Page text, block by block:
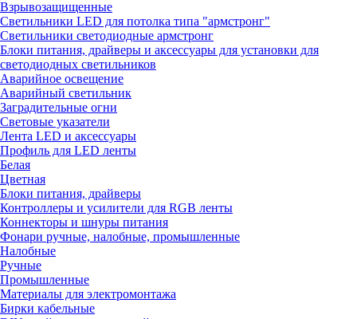
Взрывозащищенные
Светильники LED для потолка типа "армстронг"
Светильники светодиодные армстронг
Блоки питания, драйверы и аксессуары для установки для
светодиодных светильников
Аварийное освещение
Аварийный светильник
Заградительные огни
Световые указатели
Лента LED и аксессуары
Профиль для LED ленты
Белая
Цветная
Блоки питания, драйверы
Контроллеры и усилители для RGB ленты
Коннекторы и шнуры питания
Фонари ручные, налобные, промышленные
Налобные
Ручные
Промышленные
Материалы для электромонтажа
Бирки кабельные